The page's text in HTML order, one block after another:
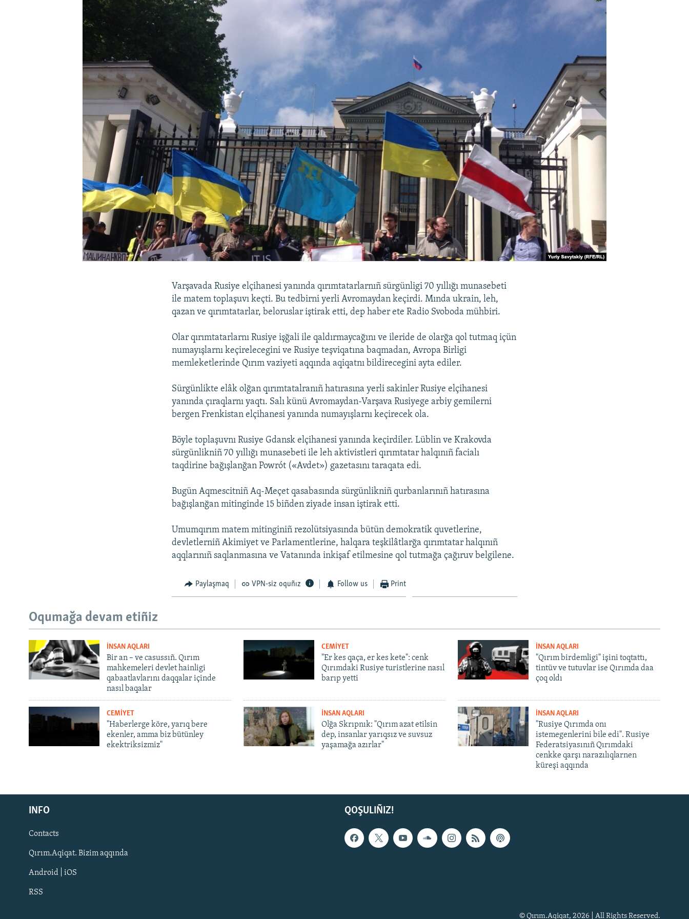
Русский
Українською
QOŞULIÑIZ!
Varşavada Rusiye elçihanesi yanında qırımtatarlarnıñ sürgünligi 70 yıllığı munasebeti
ile matem toplaşuvı keçti. Bu tedbirni yerli Avromaydan keçirdi. Mında ukrain, leh,
qazan ve qırımtatarlar, beloruslar iştirak etti, dep haber ete Radio Svoboda mühbiri.
Olar qırımtatarlarnı Rusiye işğali ile qaldırmaycağını ve ileride de olarğa qol tutmaq içün
numayışlarnı keçirelecegini ve Rusiye teşviqatına baqmadan, Avropa Birligi
memleketlerinde Qırım vaziyeti aqqında aqiqatnı bildirecegini ayta ediler.
Sürgünlikte elâk olğan qırımtatalranıñ hatırasına yerli sakinler Rusiye elçihanesi
yanında çıraqlarnı yaqtı. Salı künü Avromaydan-Varşava Rusiyege arbiy gemilerni
bergen Frenkistan elçihanesi yanında numayışlarnı keçirecek ola.
Böyle toplaşuvnı Rusiye Gdansk elçihanesi yanında keçirdiler. Lüblin ve Krakovda
sürgünlikniñ 70 yıllığı munasebeti ile leh aktivistleri qırımtatar halqınıñ facialı
taqdirine bağışlanğan Powrót («Avdet») gazetasını taraqata edi.
Bugün Aqmescitniñ Aq-Meçet qasabasında sürgünlikniñ qurbanlarınıñ hatırasına
bağışlanğan mitinginde 15 biñden ziyade insan iştirak etti.
Umumqırım matem mitinginiñ rezolütsiyasında bütün demokratik quvetlerine,
devletlerniñ Akimiyet ve Parlamentlerine, halqara teşkilâtlarğa qırımtatar halqınıñ
aqqlarınıñ saqlanmasına ve Vatanında inkişaf etilmesine qol tutmağa çağıruv belgilene.
Paylaşmaq VPN-siz oquñız Follow us Print
Oqumağa devam etiñiz
İNSAN AQLARI
Bir an – ve casussıñ. Qırım
mahkemeleri devlet hainligi
qabaatlavlarını daqqalar içinde
nasıl baqalar
CEMİYET
"Er kes qaça, er kes kete": cenk
Qırımdaki Rusiye turistlerine nasıl
barıp yetti
İNSAN AQLARI
"Qırım birdemligi" işini toqtattı,
tintüv ve tutuvlar ise Qırımda daa
çoq oldı
CEMİYET
"Haberlerge köre, yarıq bere
ekenler, amma biz bütünley
ekektriksizmiz"
İNSAN AQLARI
Olğa Skrıpnık: "Qırım azat etilsin
dep, insanlar yarıqsız ve suvsuz
yaşamağa azırlar"
İNSAN AQLARI
"Rusiye Qırımda onı
istemegenlerini bile edi". Rusiye
Federatsiyasınıñ Qırımdaki
cenkke qarşı narazılıqlarnen
küreşi aqqında
QOŞULIÑIZ!
INFO
Contacts
Qırım.Aqiqat. Bizim aqqında
Android | iOS
RSS
© Qırım.Aqiqat, 2026 | All Rights Reserved.